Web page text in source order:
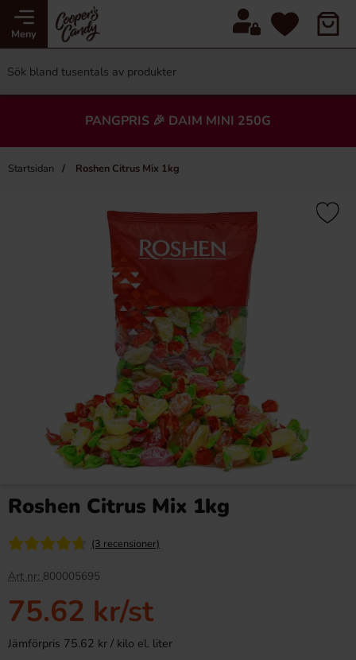
Meny
PANGPRIS 🎉 DAIM MINI 250G
Startsidan Roshen Citrus Mix 1kg
Roshen Citrus Mix 1kg
(3 recensioner)
Art nr: 800005695
75.62 kr/st
Jämförpris 75.62 kr / kilo el. liter